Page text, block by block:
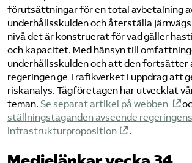
förutsättningar för en total avbetalning
underhållsskulden och återställa
nivå det är konstruerat för vad gäller
och kapacitet. Med hänsyn till
underhållsskulden och att den fortsätter
regeringen ge Trafikverket i uppdrag att
riskanalys. Tågföretagen har utvecklat
teman. Se separat artikel på webben
ställningstaganden avseende regeringens
infrastrukturproposition
.